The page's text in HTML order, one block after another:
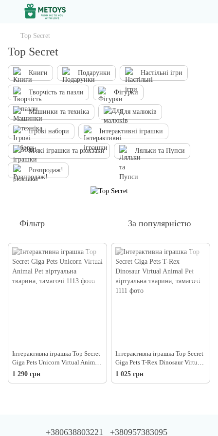
Top Secret
Top Secret
Книги Подарунки Настільні ігри
Творчiсть та пазли Фігурки
Машинки та техніка Для малюків
Ігрові набори Інтерактивні іграшки
М'які іграшки та рюкзаки Ляльки та Пупси
Розпродаж!
Фільтр За популярністю
Інтерактивна іграшка Top Secret
Giga Pets Unicorn Virtual Animal
Pet віртуальна тварина, тамагочі
1 290 грн
Інтерактивна іграшка Top Secret
Giga Pets T-Rex Dinosaur Virtual
Animal Pet віртуальна тварина,
тамагочі
1 025 грн
+380638803221 +380957383095